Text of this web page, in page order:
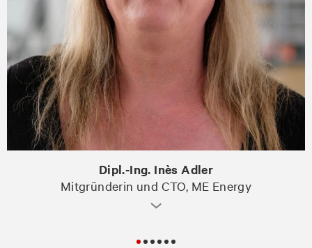
Dipl.-Ing. Inès Adler
Mitgründerin und CTO, ME Energy